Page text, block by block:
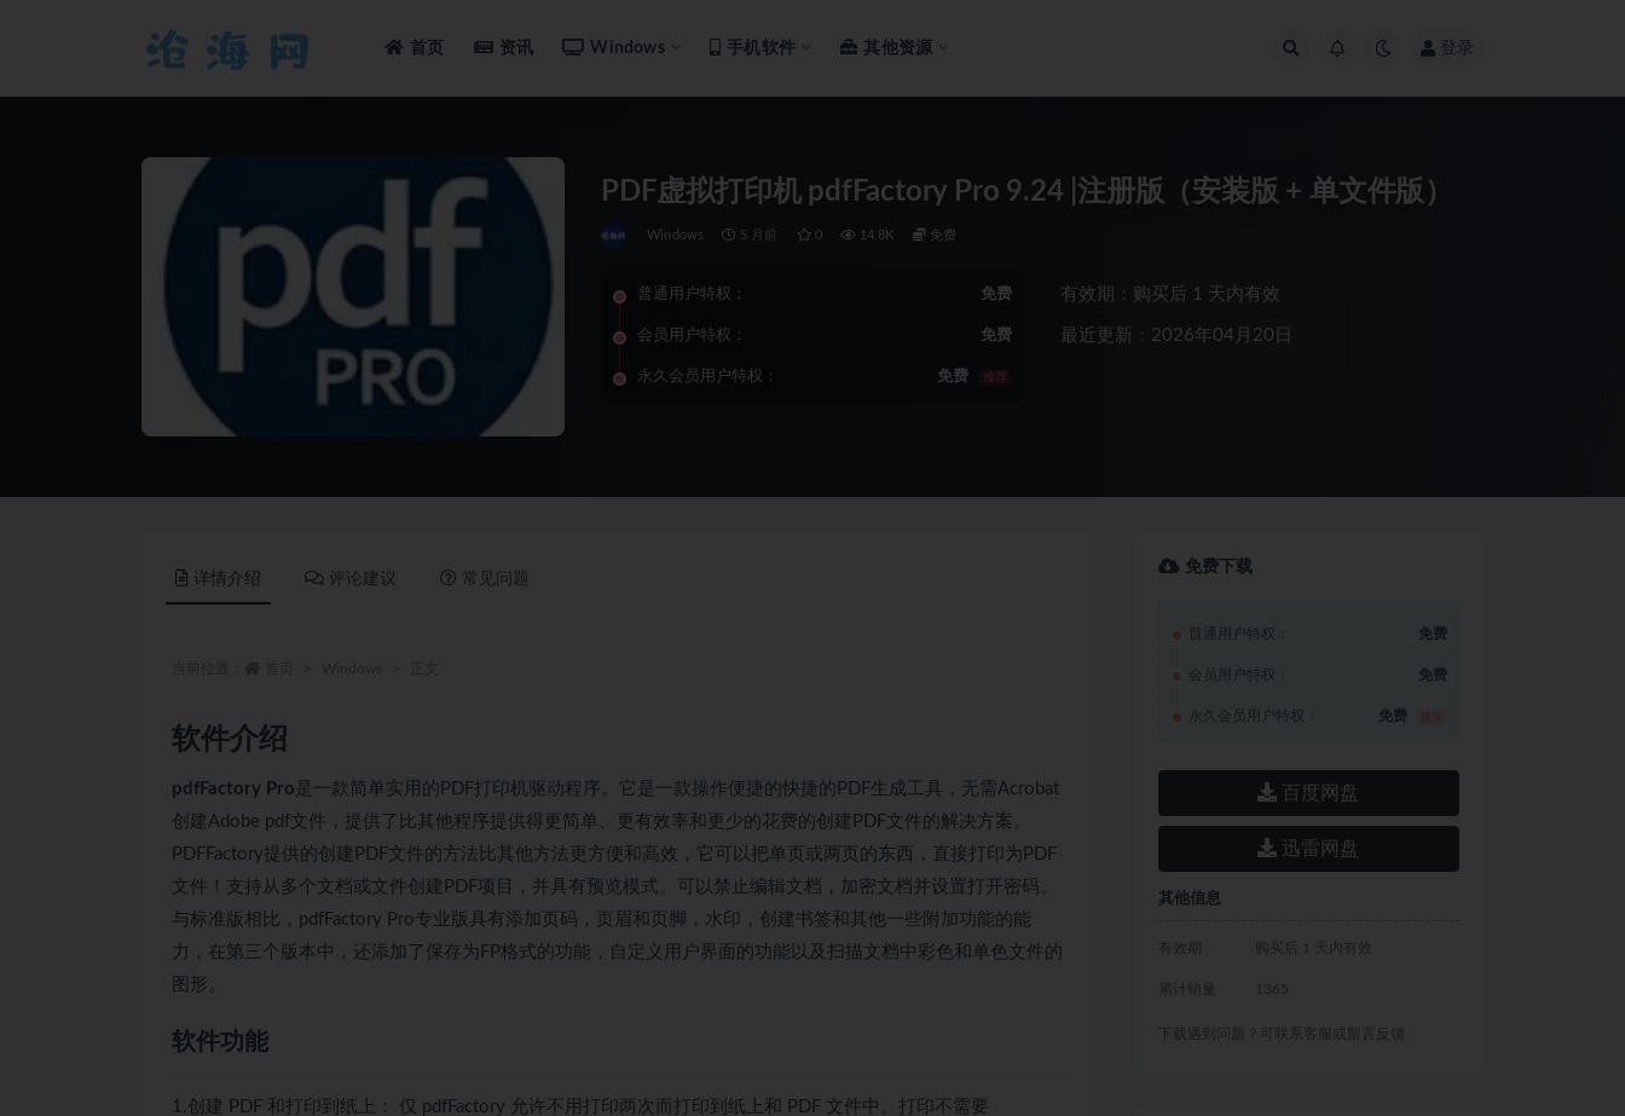
首页 资讯 Windows 手机软件 其他资源 登录
PDF虚拟打印机 pdfFactory Pro 9.24 |注册版（安装版 + 单文件版）
Windows 5 月前 0 14.8K 免费
普通用户特权： 免费
会员用户特权： 免费
永久会员用户特权： 免费 推荐
有效期：购买后 1 天内有效
最近更新：2026年04月20日
详情介绍 评论建议 常见问题
软件介绍
pdfFactory Pro是一款简单实用的PDF打印机驱动程序。它是一款操作便捷的快捷的PDF生成工具，无需Acrobat
创建Adobe pdf文件，提供了比其他程序提供得更简单、更有效率和更少的花费的创建PDF文件的解决方案。
PDFFactory提供的创建PDF文件的方法比其他方法更方便和高效，它可以把单页或两页的东西，直接打印为PDF
文件！支持从多个文档或文件创建PDF项目，并具有预览模式。可以禁止编辑文档，加密文档并设置打开密码。
与标准版相比，pdfFactory Pro专业版具有添加页码，页眉和页脚，水印，创建书签和其他一些附加功能的能
力，在第三个版本中，还添加了保存为FP格式的功能，自定义用户界面的功能以及扫描文档中彩色和单色文件的
图形。
软件功能
1.创建 PDF 和打印到纸上： 仅 pdfFactory 允许不用打印两次而打印到纸上和 PDF 文件中。打印不需要
免费下载
普通用户特权： 免费
会员用户特权： 免费
永久会员用户特权： 免费
百度网盘
迅雷网盘
其他信息
有效期 购买后 1 天内有效
累计销量 1365
下载遇到问题？可联系客服或留言反馈